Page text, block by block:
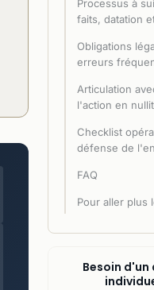
Processus à
faits, datation
Obligations
erreurs
Articulation
l'action en
Checklist
défense de
FAQ
Pour aller plus
Besoin